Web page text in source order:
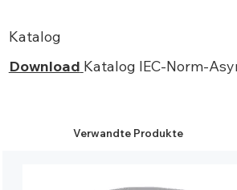
Katalog
Download Katalog IEC-Norm-
Verwandte Produkte